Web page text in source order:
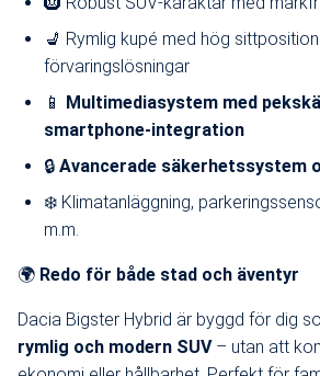
💺 Rymlig kupé med hög
förvaringslösningar
📱 Multimediasystem med
smartphone-integration
🔒 Avancerade säkerhetssystem
❄️ Klimatanläggning,
m.m.
🌍 Redo för både stad och äventyr
Dacia Bigster Hybrid är byggd för dig
rymlig och modern SUV– utan att